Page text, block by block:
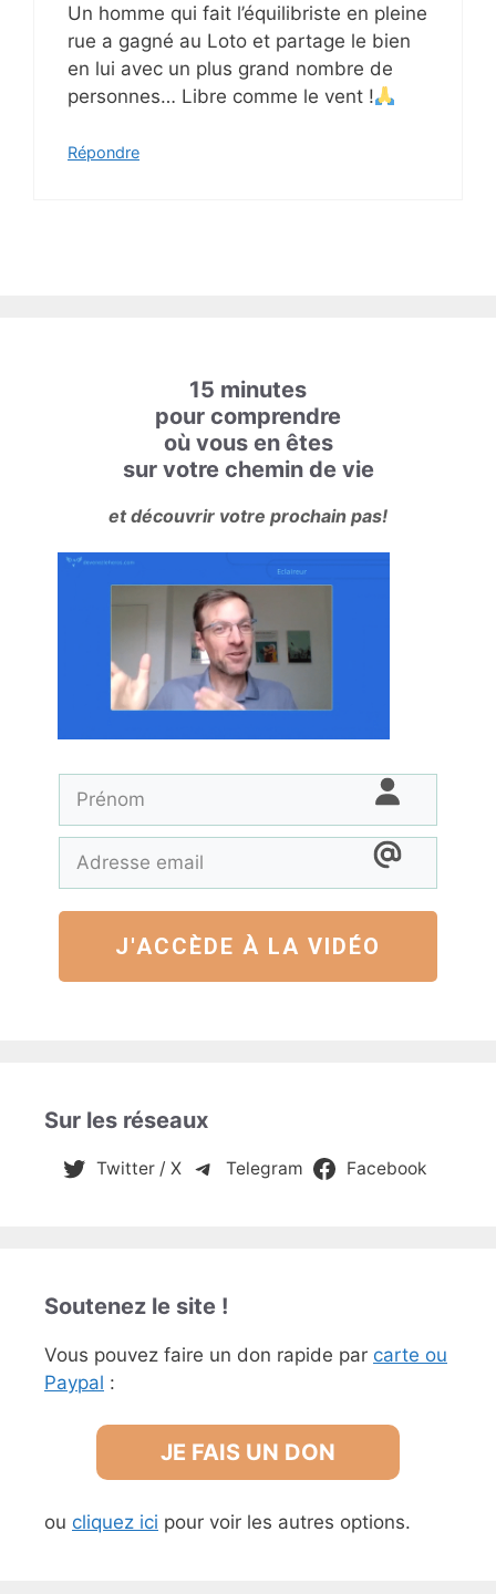
Un homme qui fait l’équilibriste en pleine
rue a gagné au Loto et partage le bien
en lui avec un plus grand nombre de
personnes… Libre comme le vent !
Répondre
15 minutes
pour comprendre
où vous en êtes
sur votre chemin de vie
et découvrir votre prochain pas!
J'ACCÈDE À LA VIDÉO
Sur les réseaux
Twitter / X Telegram Facebook
Soutenez le site !
Vous pouvez faire un don rapide par carte ou
Paypal :
JE FAIS UN DON
ou cliquez ici pour voir les autres options.